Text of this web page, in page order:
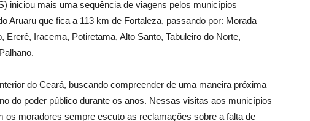
iniciou mais uma sequência de viagens pelos municípios
Aruaru que fica a 113 km de Fortaleza, passando por: Morada
Ererê, Iracema, Potiretama, Alto Santo, Tabuleiro do Norte,
do Ceará, buscando compreender de uma maneira próxima
do poder público durante os anos. Nessas visitas aos municípios
os moradores sempre escuto as reclamações sobre a falta de